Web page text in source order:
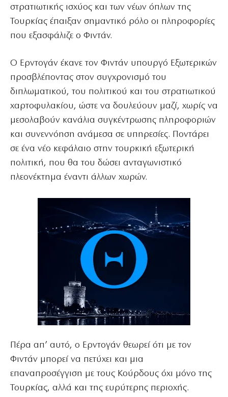
στρατιωτικής ισχύος και των νέων όπλων της
Τουρκίας έπαιξαν σημαντικό ρόλο οι πληροφορίες
που εξασφάλιζε ο Φιντάν.
Ο Ερντογάν έκανε τον Φιντάν υπουργό Εξωτερικών
προσβλέποντας στον συγχρονισμό του
διπλωματικού, του πολιτικού και του στρατιωτικού
χαρτοφυλακίου, ώστε να δουλεύουν μαζί, χωρίς να
μεσολαβούν κανάλια συγκέντρωσης πληροφοριών
και συνεννόηση ανάμεσα σε υπηρεσίες. Ποντάρει
σε ένα νέο κεφάλαιο στην τουρκική εξωτερική
πολιτική, που θα του δώσει ανταγωνιστικό
πλεονέκτημα έναντι άλλων χωρών.
Πέρα απ’ αυτό, ο Ερντογάν θεωρεί ότι με τον
Φιντάν μπορεί να πετύχει και μια
επαναπροσέγγιση με τους Κούρδους όχι μόνο της
Τουρκίας, αλλά και της ευρύτερης περιοχής.